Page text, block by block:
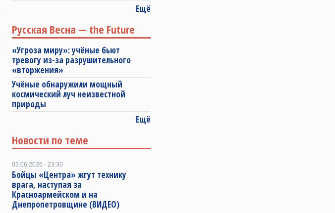
Ещё
Русская Весна — the Future
«Угроза миру»: учёные бьют
тревогу из-за разрушительного
«вторжения»
Учёные обнаружили мощный
космический луч неизвестной
природы
Ещё
Новости по теме
03.06.2026 - 23:30
Бойцы «Центра» жгут технику
врага, наступая за
Красноармейском и на
Днепропетровщине (ВИДЕО)